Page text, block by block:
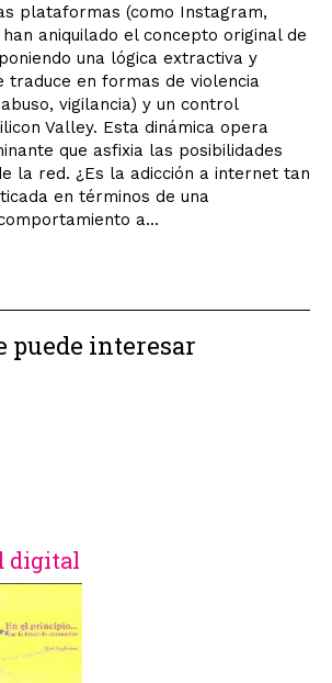
plataformas (como Instagram,
aniquilado el concepto original de
una lógica extractiva y
traduce en formas de violencia
vigilancia) y un control
Valley. Esta dinámica opera
que asfixia las posibilidades
la red. ¿Es la adicción a internet tan
en términos de una
a...
puede interesar
digital